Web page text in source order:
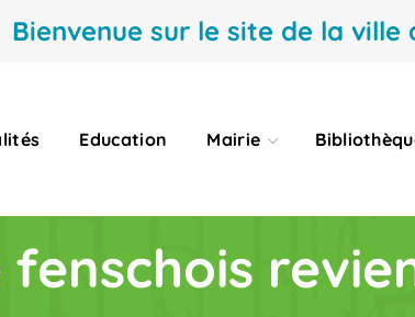
Bienvenue sur le site de la ville
Education Mairie